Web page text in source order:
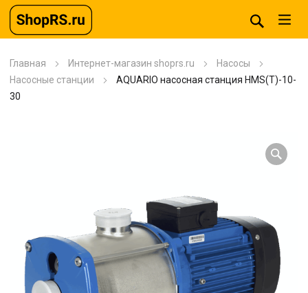
Главная Интернет-магазин shoprs.ru
Насосы
Насосные станции
AQUARIO насосная станция HMS(T)-10-
30